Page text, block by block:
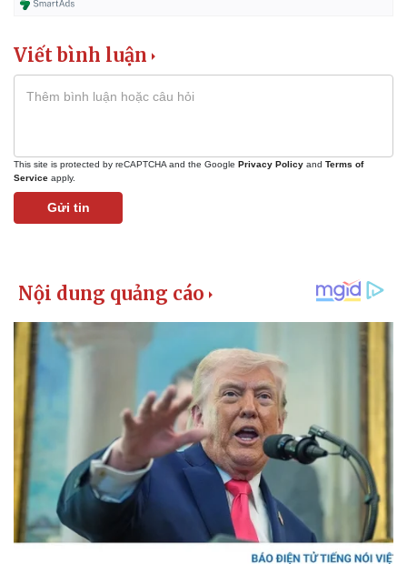
Kinh tế
Bất động sản
Giá cà phê
Viết bình luận
This site is protected by reCAPTCHA and the Google Privacy Policy and Terms of
Service apply.
Gửi tin